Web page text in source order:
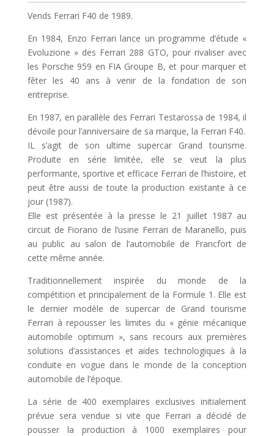
Vends Ferrari F40 de 1989.
En 1984, Enzo Ferrari lance un programme d’étude «
Evoluzione » des Ferrari 288 GTO, pour rivaliser avec
les Porsche 959 en FIA Groupe B, et pour marquer et
fêter les 40 ans à venir de la fondation de son
entreprise.
En 1987, en parallèle des Ferrari Testarossa de 1984, il
dévoile pour l’anniversaire de sa marque, la Ferrari F40.
IL s’agit de son ultime supercar Grand tourisme.
Produite en série limitée, elle se veut la plus
performante, sportive et efficace Ferrari de l’histoire, et
peut être aussi de toute la production existante à ce
jour (1987).
Elle est présentée à la presse le 21 juillet 1987 au
circuit de Fiorano de l’usine Ferrari de Maranello, puis
au public au salon de l’automobile de Francfort de
cette même année.
Traditionnellement inspirée du monde de la
compétition et principalement de la Formule 1. Elle est
le dernier modèle de supercar de Grand tourisme
Ferrari à repousser les limites du « génie mécanique
automobile optimum », sans recours aux premières
solutions d’assistances et aides technologiques à la
conduite en vogue dans le monde de la conception
automobile de l’époque.
La série de 400 exemplaires exclusives initialement
prévue sera vendue si vite que Ferrari a décidé de
pousser la production à 1000 exemplaires pour